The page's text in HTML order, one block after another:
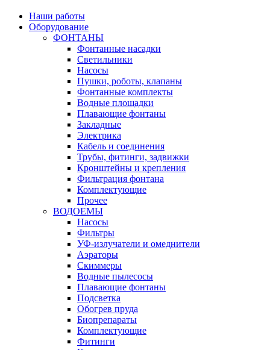
Наши работы
Оборудование
ФОНТАНЫ
Фонтанные насадки
Cветильники
Насосы
Пушки, роботы, клапаны
Фонтанные комплекты
Водные площадки
Плавающие фонтаны
Закладные
Электрика
Кабель и соединения
Трубы, фитинги, задвижки
Кронштейны и крепления
Фильтрация фонтана
Комплектующие
Прочее
ВОДОЕМЫ
Насосы
Фильтры
УФ-излучатели и омеднители
Аэраторы
Cкиммеры
Водные пылесосы
Плавающие фонтаны
Подсветка
Обогрев пруда
Биопрепараты
Комплектующие
Фитинги